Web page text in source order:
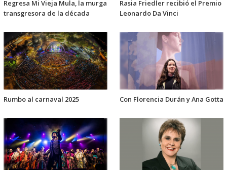
Regresa Mi Vieja Mula, la murga
transgresora de la década
Rasia Friedler recibió el Premio
Leonardo Da Vinci
Rumbo al carnaval 2025 Con Florencia Durán y Ana Gotta